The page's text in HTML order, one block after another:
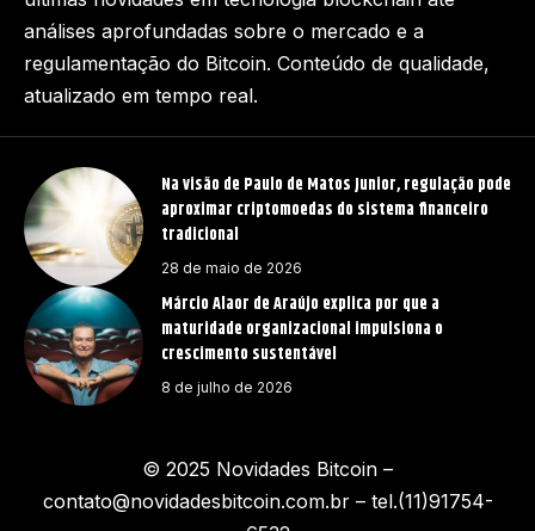
Na visão de Paulo de Matos Junior, regulação pode
aproximar criptomoedas do sistema financeiro
tradicional
28 de maio de 2026
Márcio Alaor de Araújo explica por que a
maturidade organizacional impulsiona o
crescimento sustentável
8 de julho de 2026
análises aprofundadas sobre o mercado e a
regulamentação do Bitcoin. Conteúdo de qualidade,
atualizado em tempo real.
© 2025 Novidades Bitcoin –
contato@novidadesbitcoin.com.br– tel.(11)91754-